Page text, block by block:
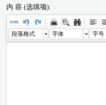
内 容 (选填项):
段落格式 字体 字号